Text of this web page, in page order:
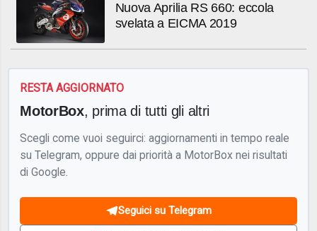
Nuova Aprilia RS 660: eccola
svelata a EICMA 2019
RESTA AGGIORNATO
MotorBox, prima di tutti gli altri
Scegli come vuoi seguirci: aggiornamenti in tempo reale
su Telegram, oppure dai priorità a MotorBox nei risultati
di Google.
Seguici su Telegram